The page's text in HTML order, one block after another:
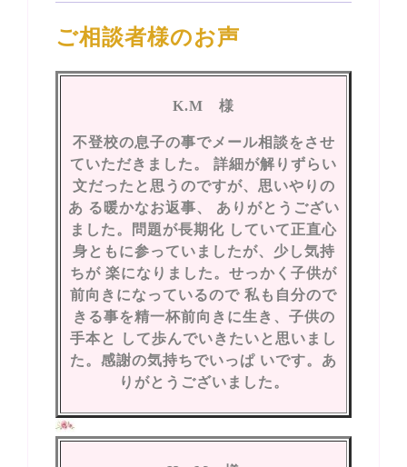
ご相談者様のお声
K.M 様
不登校の息子の事でメール相談をさせ
ていただきました。 詳細が解りずらい
文だったと思うのですが、思いやりの
あ る暖かなお返事、 ありがとうござい
ました。問題が長期化 していて正直心
身ともに参っていましたが、少し気持
ちが 楽になりました。せっかく子供が
前向きになっているので 私も自分ので
きる事を精一杯前向きに生き、子供の
手本と して歩んでいきたいと思いまし
た。感謝の気持ちでいっぱ いです。あ
りがとうございました。